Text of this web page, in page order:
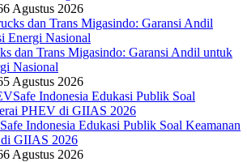
6 Agustus 2026
dan Trans Migasindo: Garansi Andil untuk
Nasional
5 Agustus 2026
Indonesia Edukasi Publik Soal Keamanan
GIIAS 2026
6 Agustus 2026